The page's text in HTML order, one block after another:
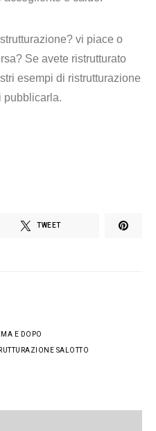
vi piace o
Se avete ristrutturato
esempi di ristrutturazione
pubblicarla.
TWEET
E DOPO
SALOTTO